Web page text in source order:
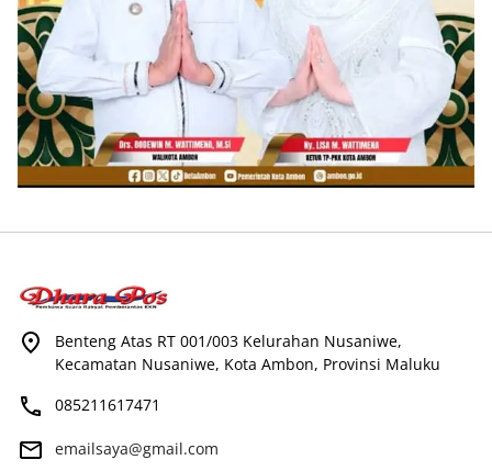
Benteng Atas RT 001/003 Kelurahan Nusaniwe,
Kecamatan Nusaniwe, Kota Ambon, Provinsi Maluku
085211617471
emailsaya@gmail.com